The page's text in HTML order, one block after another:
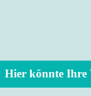
Hier könnte Ihre